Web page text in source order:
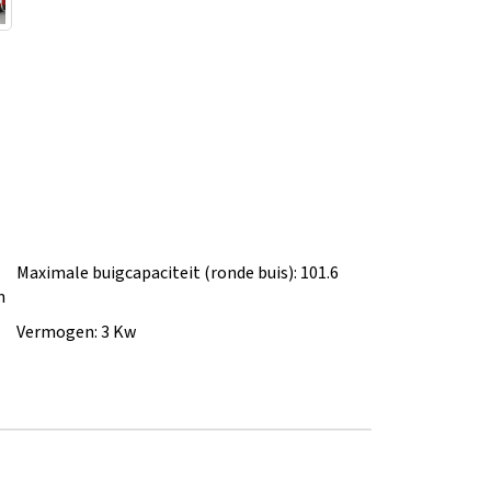
Maximale buigcapaciteit (ronde buis): 101.6
Vermogen: 3 Kw